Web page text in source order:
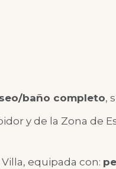
baño completo,
y de la Zona de
equipada con: